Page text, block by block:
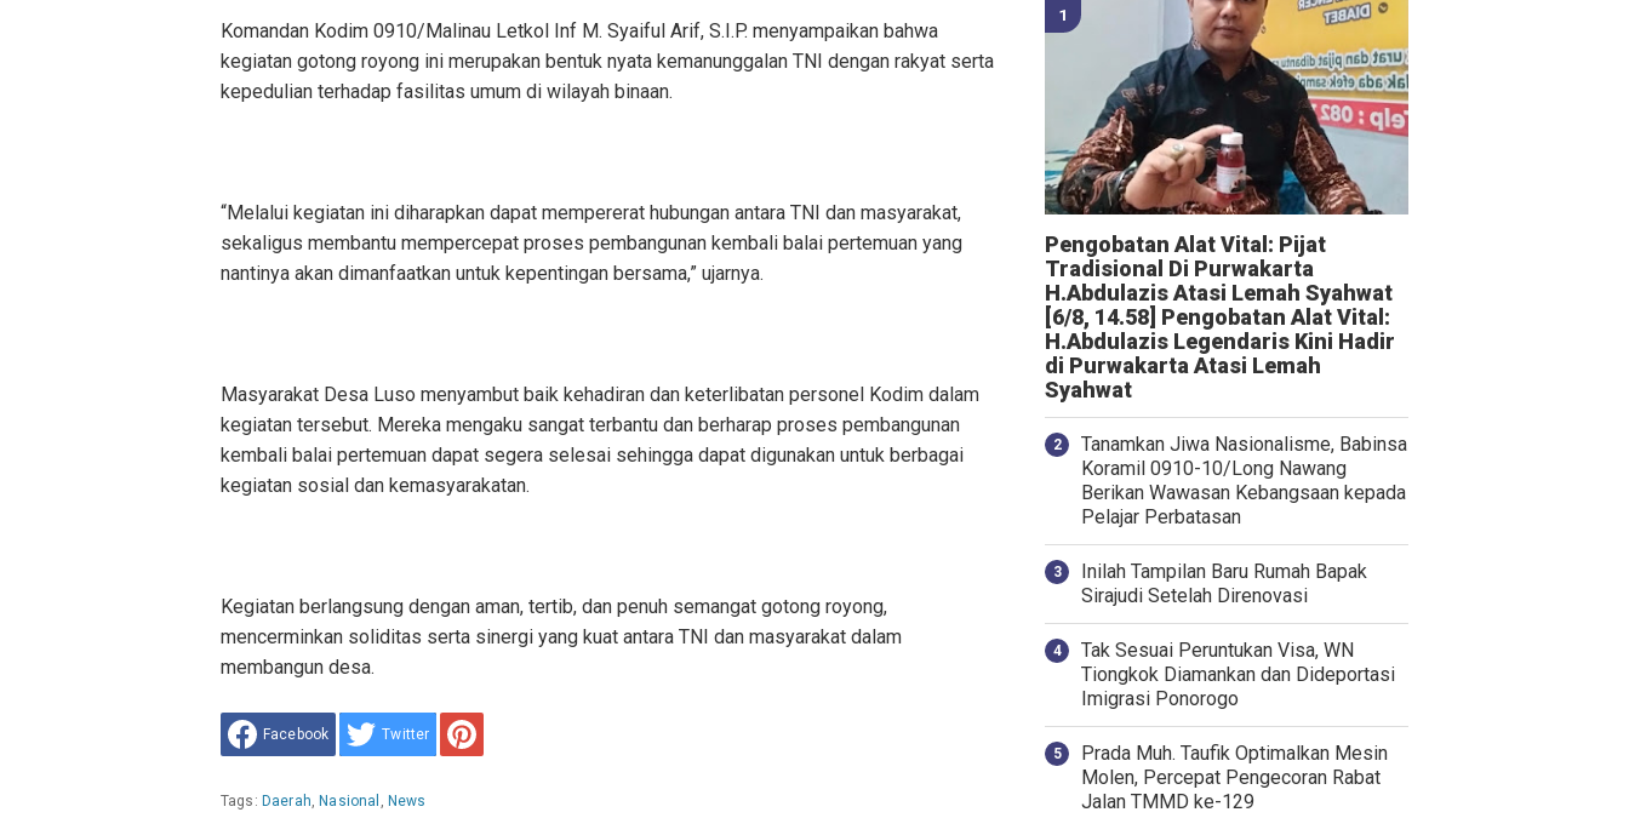
Komandan Kodim 0910/Malinau Letkol Inf M. Syaiful Arif, S.I.P. menyampaikan bahwa
kegiatan gotong royong ini merupakan bentuk nyata kemanunggalan TNI dengan rakyat serta
kepedulian terhadap fasilitas umum di wilayah binaan.
“Melalui kegiatan ini diharapkan dapat mempererat hubungan antara TNI dan masyarakat,
sekaligus membantu mempercepat proses pembangunan kembali balai pertemuan yang
nantinya akan dimanfaatkan untuk kepentingan bersama,” ujarnya.
Masyarakat Desa Luso menyambut baik kehadiran dan keterlibatan personel Kodim dalam
kegiatan tersebut. Mereka mengaku sangat terbantu dan berharap proses pembangunan
kembali balai pertemuan dapat segera selesai sehingga dapat digunakan untuk berbagai
kegiatan sosial dan kemasyarakatan.
Kegiatan berlangsung dengan aman, tertib, dan penuh semangat gotong royong,
mencerminkan soliditas serta sinergi yang kuat antara TNI dan masyarakat dalam
membangun desa.
Facebook Twitter
Tags: Daerah, Nasional , News
Pengobatan Alat Vital: Pijat
Tradisional Di Purwakarta
H.Abdulazis Atasi Lemah Syahwat
[6/8, 14.58] Pengobatan Alat Vital:
H.Abdulazis Legendaris Kini Hadir
di Purwakarta Atasi Lemah
Syahwat
Tanamkan Jiwa Nasionalisme, Babinsa
Koramil 0910-10/Long Nawang
Berikan Wawasan Kebangsaan kepada
Pelajar Perbatasan
Inilah Tampilan Baru Rumah Bapak
Sirajudi Setelah Direnovasi
Tak Sesuai Peruntukan Visa, WN
Tiongkok Diamankan dan Dideportasi
Imigrasi Ponorogo
Prada Muh. Taufik Optimalkan Mesin
Molen, Percepat Pengecoran Rabat
Jalan TMMD ke-129